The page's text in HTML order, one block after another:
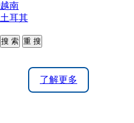
越南
土耳其
了解更多